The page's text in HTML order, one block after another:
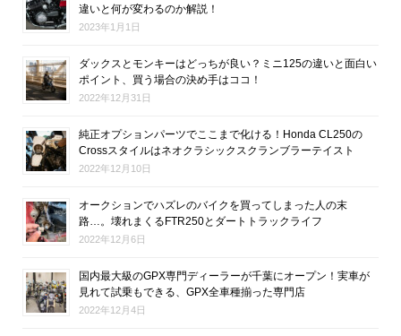
違いと何が変わるのか解説！
2023年1月1日
ダックスとモンキーはどっちが良い？ミニ125の違いと面白い
ポイント、買う場合の決め手はココ！
2022年12月31日
純正オプションパーツでここまで化ける！Honda CL250の
Crossスタイルはネオクラシックスクランブラーテイスト
2022年12月10日
オークションでハズレのバイクを買ってしまった人の末
路…。壊れまくるFTR250とダートトラックライフ
2022年12月6日
国内最大級のGPX専門ディーラーが千葉にオープン！実車が
見れて試乗もできる、GPX全車種揃った専門店
2022年12月4日